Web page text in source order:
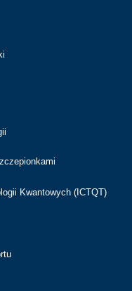
Kwantowych (ICTQT)